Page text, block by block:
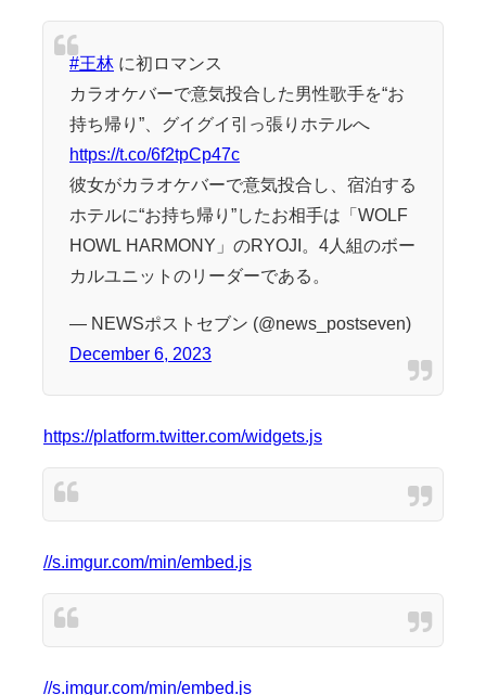
#王林 に初ロマンス
カラオケバーで意気投合した男性歌手を“お
持ち帰り”、グイグイ引っ張りホテルへ
https://t.co/6f2tpCp47c
彼女がカラオケバーで意気投合し、宿泊する
ホテルに“お持ち帰り”したお相手は「WOLF
HOWL HARMONY」のRYOJI。4人組のボー
カルユニットのリーダーである。
— NEWSポストセブン (@news_postseven)
December 6, 2023
https://platform.twitter.com/widgets.js
//s.imgur.com/min/embed.js
//s.imgur.com/min/embed.js